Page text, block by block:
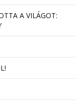
A VILÁGOT: